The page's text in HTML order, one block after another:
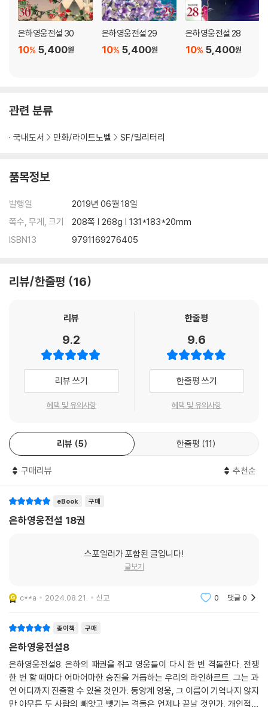
은하영웅전설 30
5,400원
10%
은하영웅전설 29
5,400원
10%
은하영웅전설 28
5,400원
10%
관련 분류
국내도서 만화/라이트노벨 SF/밀리터리
품목정보
발행일
2019년 06월 18일
쪽수, 무게, 크기
208쪽 | 268g | 131*183*20mm
ISBN13
9791169276405
리뷰/한줄평 16
리뷰
9.2
리뷰 쓰기
혜택 및 유의사항
한줄평
9.6
한줄평 쓰기
혜택 및 유의사항
리뷰 5 한줄평 11
구매리뷰 추천순
eBook 구매
은하영웅전설 18권
스포일러가 포함된 글입니다!
글보기
c**a 2024.08.21. 신고 0 댓글0
종이책 구매
은하영웅전설8
은하영웅전설8. 은하의 패권을 쥐고 영웅들이 다시 한 번 격돌한다. 전쟁
한 번 할 때마다 어마어마한 승진을 거듭하는 우리의 라인하르트. 그는 과
연 어디까지 진출할 수 있을 것인가. 동양계 영웅, 그 이름이 기억나지 않지
만 아무튼 두 사람의 빼앗고 뺏기는 격돌은 언제나 끝날 것인가. 개인적으